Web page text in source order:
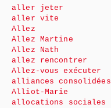
aller jeter
aller vite
Allez
Allez Martine
Allez Nath
allez rencontrer
Allez-vous exécuter
alliances consolidées
Alliot-Marie
allocations sociales